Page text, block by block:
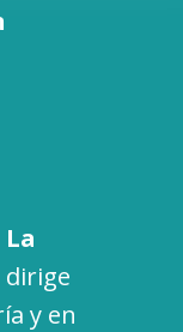
La
dirige
y en